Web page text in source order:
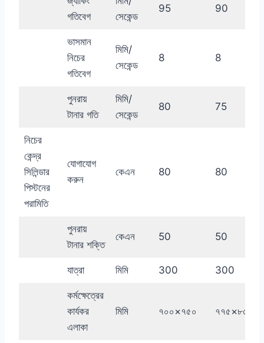
গতিবেগ
সেকেন্ড
95 90
ভাসমান
নিচের
গতিবেগ
মিমি/
সেকেন্ড
8 8
পুনরায়
টানার গতি
মিমি/
সেকেন্ড
80 75
নিচের
কেন্দ্র
সিলিন্ডার
পিস্টনের
পরামিতি
যোগাযোগ
করুন
কেএন 80 80
পুনরায়
টানার শক্তি
কেএন 50 50
যাত্রা মিমি 300 300
কর্মক্ষেত্রের
কার্যকর
এলাকা
মিমি ৭০০×৭৫০ ৭৭৫×৮৫০